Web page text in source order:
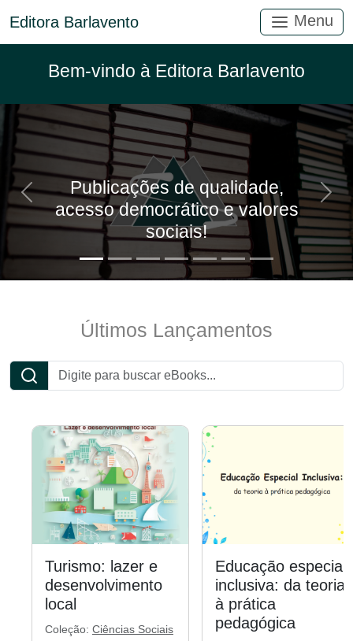
Editora Barlavento Menu
Bem-vindo à Editora Barlavento
Publicações de qualidade,
acesso democrático e valores
sociais!
Anterior
Últimos Lançamentos
Turismo: lazer e
desenvolvimento
local
Coleção: Ciências Sociais
Educação especial
inclusiva: da teoria
à prática
pedagógica